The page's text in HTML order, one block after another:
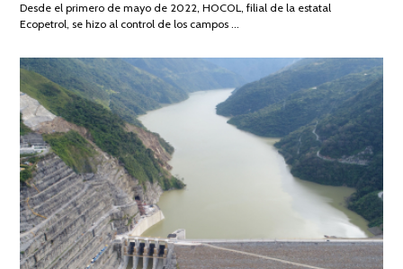
2026
Desde el primero de mayo de 2022, HOCOL, filial de la estatal
Ecopetrol, se hizo al control de los campos …